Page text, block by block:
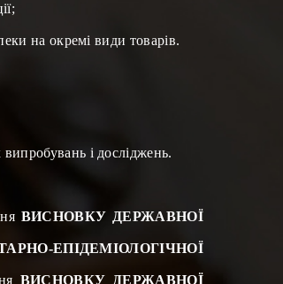
на окремі види товарів.
і досліджень.
ВИСНОВКУ ДЕРЖАВНОЇ
ЕПІДЕМІОЛОГІЧНОЇ
ВИСНОВКУ ДЕРЖАВНОЇ